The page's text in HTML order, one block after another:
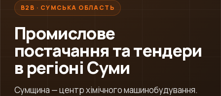
Про нас
Послуги
Prozorro AI
Категорії
B2B · СУМСЬКА ОБЛАСТЬ
Промислове
постачання та тендери
в регіоні Суми
Сумщина — центр хімічного машинобудування.